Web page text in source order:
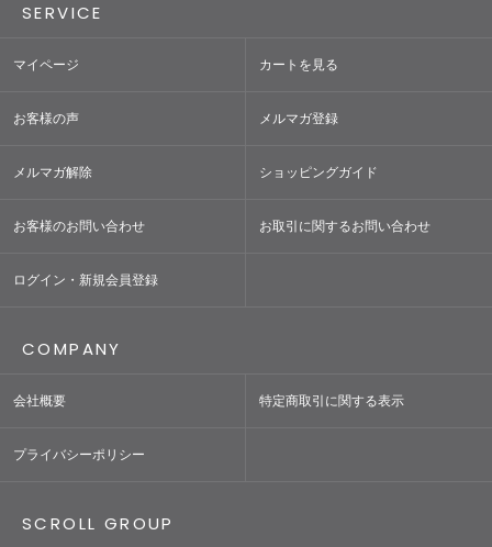
SERVICE
マイページ カートを見る
お客様の声 メルマガ登録
メルマガ解除 ショッピングガイド
お客様のお問い合わせ お取引に関するお問い合わせ
ログイン・新規会員登録
COMPANY
会社概要 特定商取引に関する表示
プライバシーポリシー
SCROLL GROUP